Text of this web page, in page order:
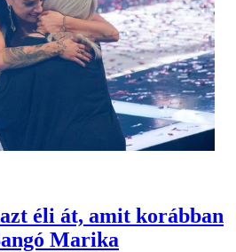
éli át, amit korábban
Marika